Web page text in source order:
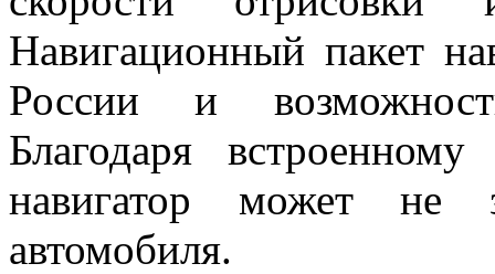
Навигационный пакет
России и
Благодаря
навигатор может не
автомобиля.